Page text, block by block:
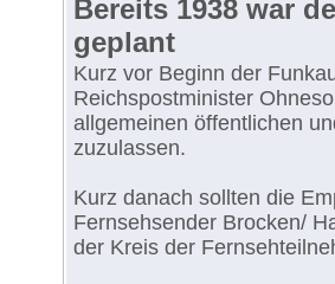
Bereits 1938 war
geplant
Kurz vor Beginn der
Reichspostminister
allgemeinen öffentlichen
zuzulassen.
Kurz danach sollten die
Fernsehsender Brocken/
der Kreis der